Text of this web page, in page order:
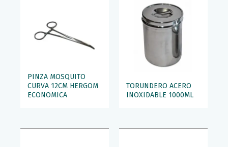
PINZA MOSQUITO
CURVA 12CM HERGOM
ECONOMICA
TORUNDERO ACERO
INOXIDABLE 1000ML